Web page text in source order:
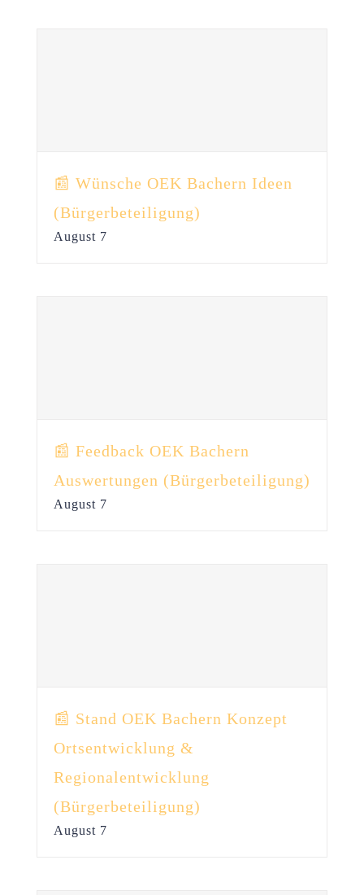
📰 Wünsche OEK Bachern Ideen
(Bürgerbeteiligung)
August 7
📰 Feedback OEK Bachern
Auswertungen (Bürgerbeteiligung)
August 7
📰 Stand OEK Bachern Konzept
Ortsentwicklung &
Regionalentwicklung
(Bürgerbeteiligung)
August 7